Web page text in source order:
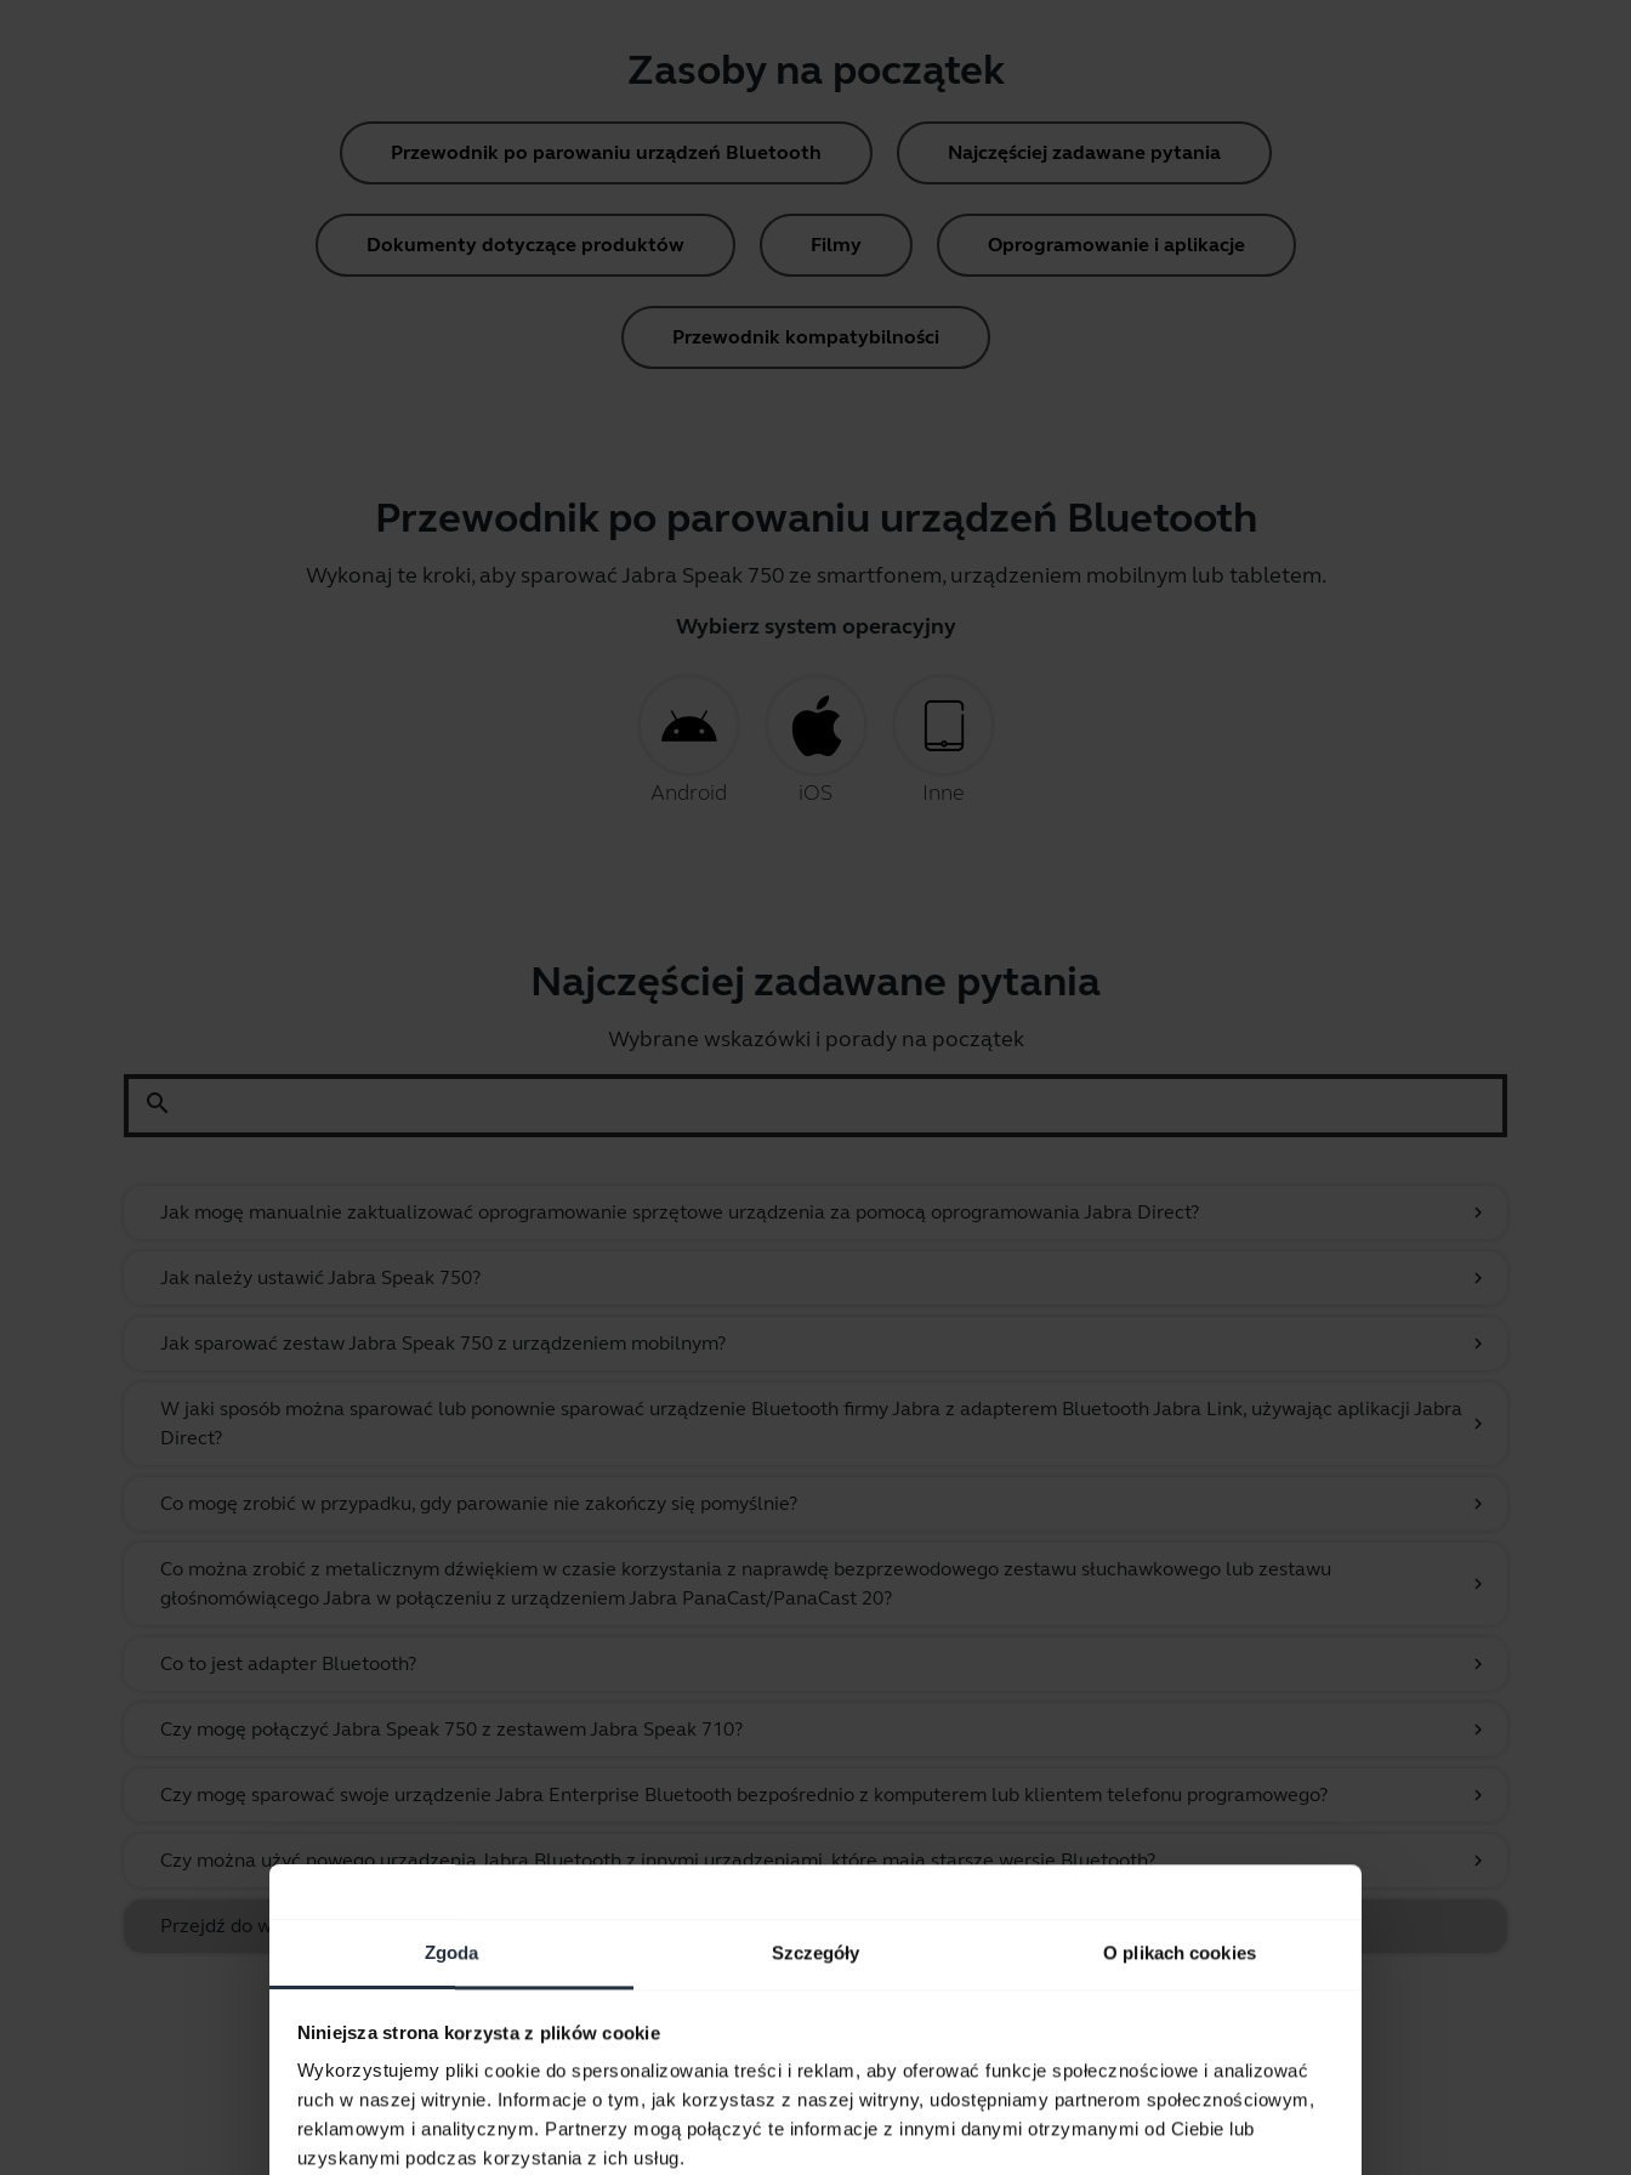
Zgoda Szczegóły O plikach cookies
Niniejsza strona korzysta z plików cookie
Wykorzystujemy pliki cookie do spersonalizowania treści i reklam, aby oferować funkcje społecznościowe i analizować
ruch w naszej witrynie. Informacje o tym, jak korzystasz z naszej witryny, udostępniamy partnerom społecznościowym,
reklamowym i analitycznym. Partnerzy mogą połączyć te informacje z innymi danymi otrzymanymi od Ciebie lub
uzyskanymi podczas korzystania z ich usług.
Zasoby na początek
Przewodnik po parowaniu urządzeń Bluetooth Najczęściej zadawane pytania
Dokumenty dotyczące produktów Filmy Oprogramowanie i aplikacje
Przewodnik kompatybilności
Przewodnik po parowaniu urządzeń Bluetooth
Wykonaj te kroki, aby sparować Jabra Speak 750 ze smartfonem, urządzeniem mobilnym lub tabletem.
Wybierz system operacyjny
Android iOS Inne
Najczęściej zadawane pytania
Wybrane wskazówki i porady na początek
search
Jak mogę manualnie zaktualizować oprogramowanie sprzętowe urządzenia za pomocą oprogramowania Jabra Direct? chevron_right
Jak należy ustawić Jabra Speak 750? chevron_right
Jak sparować zestaw Jabra Speak 750 z urządzeniem mobilnym? chevron_right
W jaki sposób można sparować lub ponownie sparować urządzenie Bluetooth firmy Jabra z adapterem Bluetooth Jabra Link, używając aplikacji Jabra
Direct?
chevron_right
Co mogę zrobić w przypadku, gdy parowanie nie zakończy się pomyślnie? chevron_right
Co można zrobić z metalicznym dźwiękiem w czasie korzystania z naprawdę bezprzewodowego zestawu słuchawkowego lub zestawu
głośnomówiącego Jabra w połączeniu z urządzeniem Jabra PanaCast/PanaCast 20?
chevron_right
Co to jest adapter Bluetooth? chevron_right
Czy mogę połączyć Jabra Speak 750 z zestawem Jabra Speak 710? chevron_right
Czy mogę sparować swoje urządzenie Jabra Enterprise Bluetooth bezpośrednio z komputerem lub klientem telefonu programowego? chevron_right
Czy można użyć nowego urządzenia Jabra Bluetooth z innymi urządzeniami, które mają starsze wersje Bluetooth? chevron_right
Przejdź do wszystkich często zadawanych pytań dotyczących Jabra Speak 750 - UC